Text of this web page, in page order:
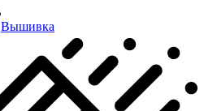
Вышивка